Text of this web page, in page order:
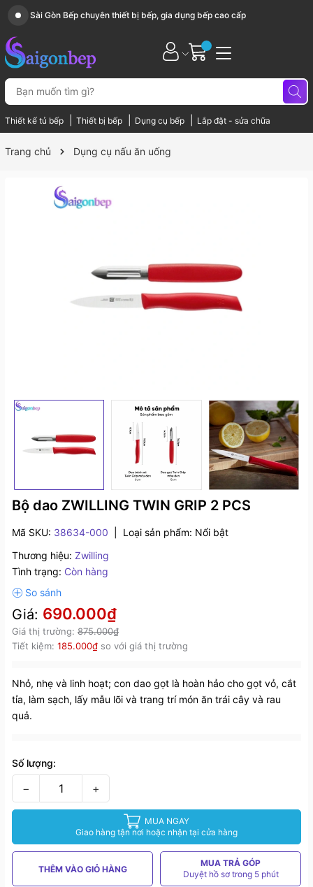
Sài Gòn Bếp chuyên thiết bị bếp, gia dụng bếp cao cấp
Thiết kế tủ bếp Thiết bị bếp Dụng cụ bếp Lắp đặt - sửa chữa
Trang chủ Dụng cụ nấu ăn uống
Bộ dao ZWILLING TWIN GRIP 2 PCS
Mã SKU: 38634-000 Loại sản phẩm: Nổi bật
Thương hiệu: Zwilling
Tình trạng: Còn hàng
Giá: 690.000₫
Giá thị trường: 875.000₫
Tiết kiệm: 185.000₫ so với giá thị trường
Nhỏ, nhẹ và linh hoạt; con dao gọt là hoàn hảo cho gọt vỏ, cắt
tỉa, làm sạch, lấy mẫu lõi và trang trí món ăn trái cây và rau
quả.
Số lượng:
− +
MUA NGAY
Giao hàng tận nơi hoặc nhận tại cửa hàng
THÊM VÀO GIỎ HÀNG
MUA TRẢ GÓP
Duyệt hồ sơ trong 5 phút